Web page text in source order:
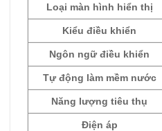
Loại màn hình hiển thị
Kiểu điều khiển
Ngôn ngữ điều khiển
Tự động làm mềm nước
Năng lượng tiêu thụ
Điện áp